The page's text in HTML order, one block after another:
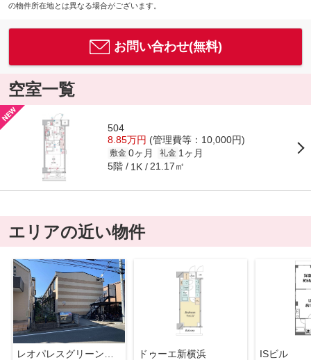
の物件所在地とは異なる場合がございます。
お問い合わせ(無料)
空室一覧
504
8.85万円 (管理費等：10,000円)
敷金 0ヶ月 礼金 1ヶ月
5階 1K 21.17㎡
エリアの近い物件
ドゥーエ新横浜
ISビル